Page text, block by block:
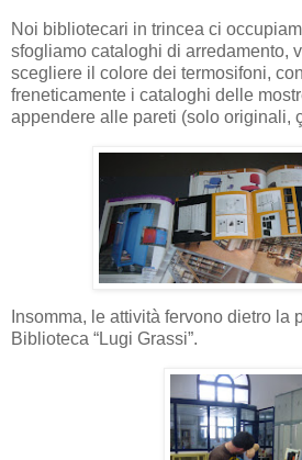
Noi bibliotecari in trincea ci
sfogliamo cataloghi di arredamento,
scegliere il colore dei termosifoni,
freneticamente i cataloghi delle
appendere alle pareti (solo originali,
Insomma, le attività fervono dietro la
Biblioteca “Lugi Grassi”.